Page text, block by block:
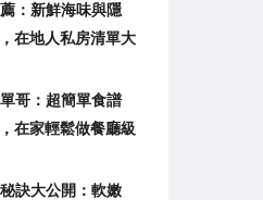
：新鮮海味與隱
在地人私房清單大
哥：超簡單食譜
在家輕鬆做餐廳級
訣大公開：軟嫩